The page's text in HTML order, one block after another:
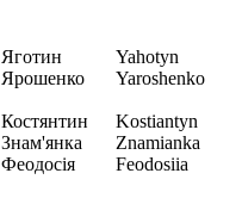
Яготин
Ярошенко
Костянтин
Знам'янка
Феодосія
Yahotyn
Yaroshenko
Kostiantyn
Znamianka
Feodosiia